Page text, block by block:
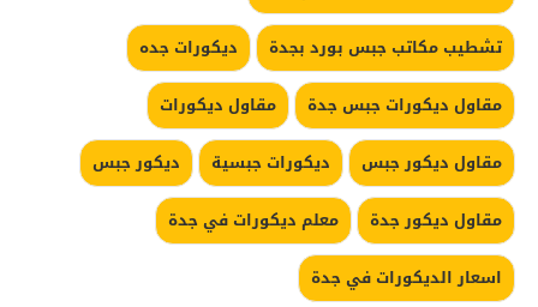
تشطيب مكاتب جبس بورد بجدة
ديكورات جده
مقاول ديكورات جبس جدة
مقاول ديكورات
مقاول ديكور جبس
ديكورات جبسية
ديكور جبس
مقاول ديكور جدة
معلم ديكورات في جدة
اسعار الديكورات في جدة